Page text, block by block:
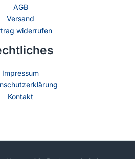
AGB
Versand
widerrufen
Impressum
Kontakt